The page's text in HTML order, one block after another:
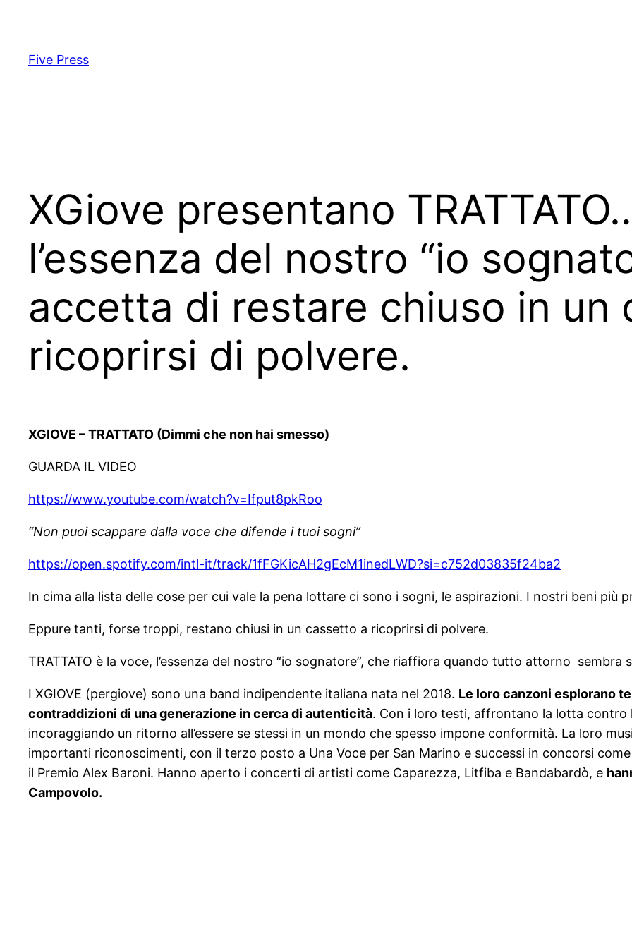
content
Five Press
XGiove presentano
l’essenza del nostro “io
accetta di restare chiuso in un
ricoprirsi di polvere.
XGIOVE – TRATTATO (Dimmi che non hai smesso)
GUARDA IL VIDEO
https://www.youtube.com/watch?v=Ifput8pkRoo
“Non puoi scappare dalla voce che difende i tuoi sogni”
https://open.spotify.com/intl-it/track/1fFGKicAH2gEcM1inedLWD?si=c752d03835f24ba2
In cima alla lista delle cose per cui vale la pena lottare ci sono i sogni, le aspirazioni. I nostri beni più
Eppure tanti, forse troppi, restano chiusi in un cassetto a ricoprirsi di polvere.
TRATTATO è la voce, l’essenza del nostro “io sognatore”, che riaffiora quando tutto attorno
I XGIOVE (pergiove) sono una band indipendente italiana nata nel 2018. Le loro canzoni esplorano
contraddizioni di una generazione in cerca di autenticità. Con i loro testi, affrontano la lotta contro
incoraggiando un ritorno all’essere se stessi in un mondo che spesso impone conformità. La loro
importanti riconoscimenti, con il terzo posto a Una Voce per San Marino e successi in concorsi
il Premio Alex Baroni. Hanno aperto i concerti di artisti come Caparezza, Litfiba e Bandabardò, e
Campovolo.